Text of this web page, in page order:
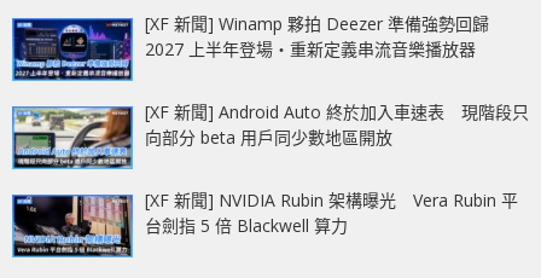
[XF 新聞] Winamp 夥拍 Deezer 準備強勢回歸
2027 上半年登場‧重新定義串流音樂播放器
[XF 新聞] Android Auto 終於加入車速表 現階段只
向部分 beta 用戶同少數地區開放
[XF 新聞] NVIDIA Rubin 架構曝光 Vera Rubin 平
台劍指 5 倍 Blackwell 算力